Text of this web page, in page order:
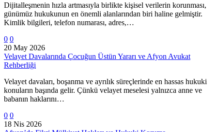
Dijitalleşmenin hızla artmasıyla birlikte kişisel verilerin korunması,
günümüz hukukunun en önemli alanlarından biri haline gelmiştir.
Kimlik bilgileri, telefon numarası, adres,…
0 0
20 May 2026
Velayet Davalarında Çocuğun Üstün Yararı ve Afyon Avukat
Rehberliği
Velayet davaları, boşanma ve ayrılık süreçlerinde en hassas hukuki
konuların başında gelir. Çünkü velayet meselesi yalnızca anne ve
babanın haklarını…
0 0
18 Nis 2026